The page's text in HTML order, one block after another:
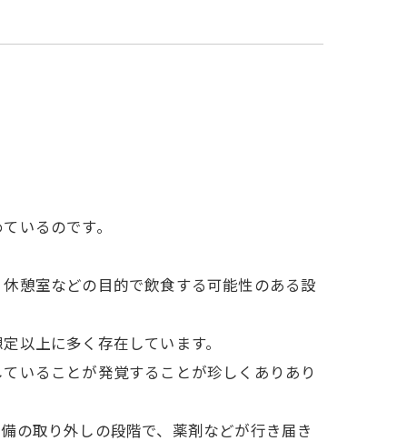
いるのです。
憩室などの目的で飲食する可能性のある設
以上に多く存在しています。
いることが発覚することが珍しくありあり
の取り外しの段階で、薬剤などが行き届き